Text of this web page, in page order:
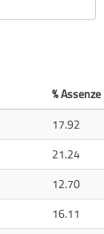
% Assenze
17.92
21.24
12.70
16.11